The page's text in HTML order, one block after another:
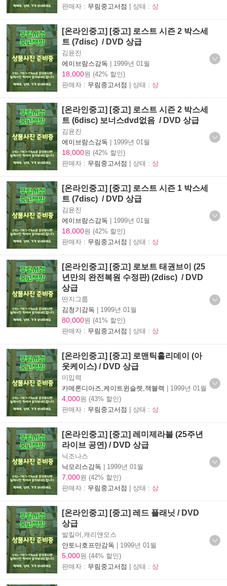
판매자 : 무림중고서점 | 상태 : 상
[온라인중고] [중고] 로스트 시즌 2 박스세
트 (7disc) / DVD 상급
김윤진
에이브람스감독 | 1999년 01월
18,000원 (42% 할인)
판매자 : 무림중고서점 | 상태 : 상
[온라인중고] [중고] 로스트 시즌 2 박스세
트 (6disc) 보너스dvd없음 / DVD 상급
김윤진
에이브람스감독 | 1999년 01월
18,000원 (42% 할인)
판매자 : 무림중고서점 | 상태 : 상
[온라인중고] [중고] 로스트 시즌 1 박스세
트 (7disc) / DVD 상급
김윤진
에이브람스감독 | 1999년 01월
18,000원 (42% 할인)
판매자 : 무림중고서점 | 상태 : 상
[온라인중고] [중고] 로보트 태권브이 (25
년만의 완전복원 수정판) (2disc) / DVD
상급
딴지그룹
김청기감독 | 1999년 01월
80,000원 (41% 할인)
판매자 : 무림중고서점 | 상태 : 상
[온라인중고] [중고] 로맨틱홀리데이 (아
웃케이스) / DVD 상급
미입력
카메론디아즈,케이트윈슬렛,잭블랙 | 1999년 01월
4,000원 (43% 할인)
판매자 : 무림중고서점 | 상태 : 상
[온라인중고] [중고] 레미제라블 (25주년
라이브 공연) / DVD 상급
닉조나스
닉모리스감독 | 1999년 01월
7,000원 (42% 할인)
판매자 : 무림중고서점 | 상태 : 상
[온라인중고] [중고] 레드 플래닛 / DVD
상급
발킬머,캐리앤모스
안토니호프만감독 | 1999년 01월
5,000원 (44% 할인)
판매자 : 무림중고서점 | 상태 : 상